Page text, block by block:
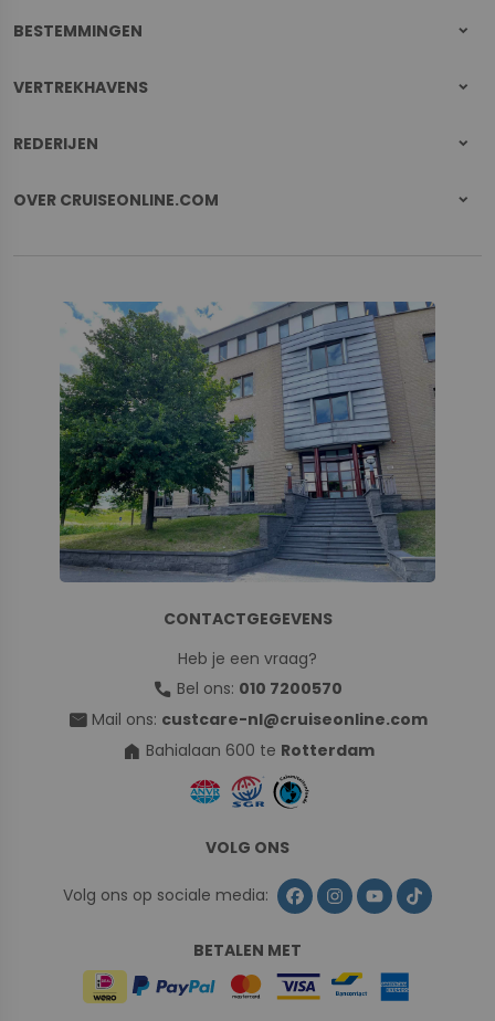
BESTEMMINGEN
VERTREKHAVENS
REDERIJEN
OVER CRUISEONLINE.COM
CONTACTGEGEVENS
Heb je een vraag?
call Bel ons: 010 7200570
mail Mail ons: custcare-nl@cruiseonline.com
home Bahialaan 600 te Rotterdam
VOLG ONS
Volg ons op sociale media:
BETALEN MET